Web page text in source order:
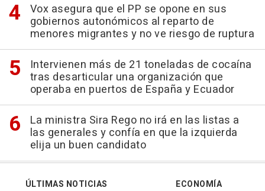
Vox asegura que el PP se opone en sus
gobiernos autonómicos al reparto de
menores migrantes y no ve riesgo de ruptura
Intervienen más de 21 toneladas de cocaína
tras desarticular una organización que
operaba en puertos de España y Ecuador
La ministra Sira Rego no irá en las listas a
las generales y confía en que la izquierda
elija un buen candidato
ÚLTIMAS NOTICIAS
ECONOMÍA